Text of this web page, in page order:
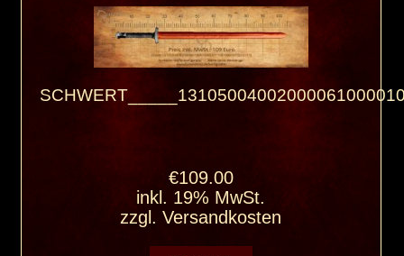
€109.00
inkl. 19% MwSt.
zzgl.Versandkosten